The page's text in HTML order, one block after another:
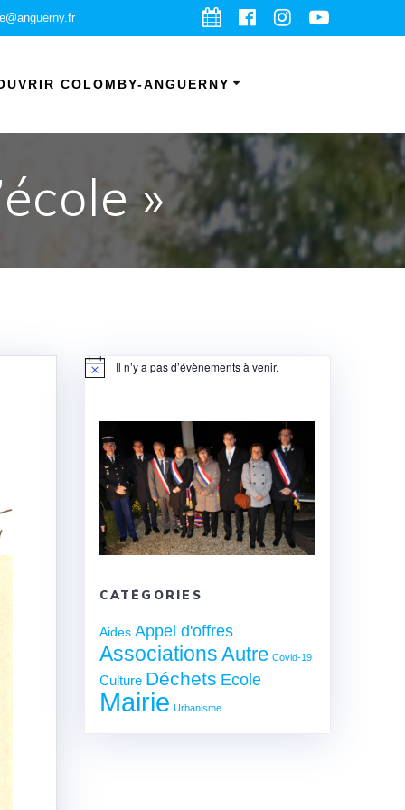
COLOMBY-ANGUERNY
»
Notice Il n’y a pas d’évènements à venir.
CATÉGORIES
Aides Appel d'offres
Associations Autre Covid-19
Culture Déchets Ecole
Mairie Urbanisme